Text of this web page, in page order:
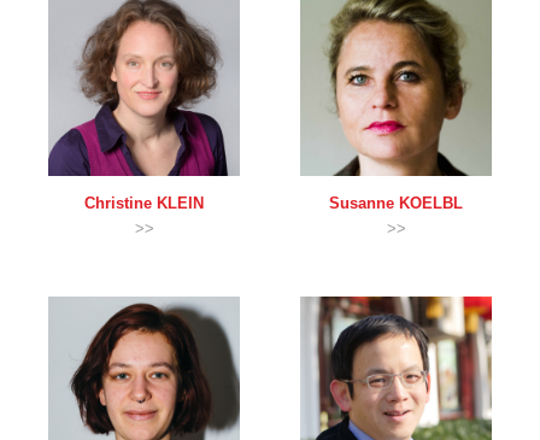
Christine KLEIN
>>
Susanne KOELBL
>>